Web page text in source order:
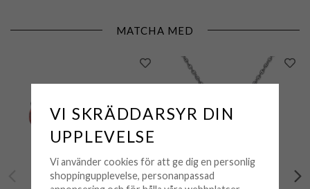
MATCHA MED
VI SKRÄDDARSYR DIN
UPPLEVELSE
Vi använder cookies för att ge dig en personlig
shoppingupplevelse, personanpassad